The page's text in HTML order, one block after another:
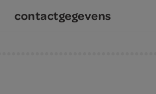
contactgegevens